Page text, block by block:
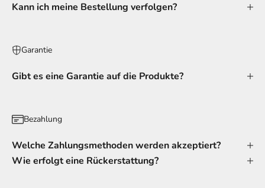
Kann ich meine Bestellung verfolgen?
Garantie
Gibt es eine Garantie auf die Produkte?
Bezahlung
Welche Zahlungsmethoden werden akzeptiert?
Wie erfolgt eine Rückerstattung?